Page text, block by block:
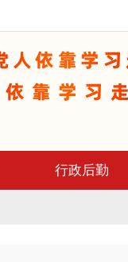
行政后勤